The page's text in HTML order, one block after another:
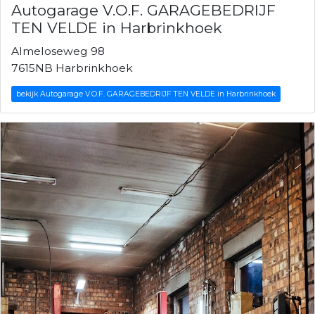
Autogarage V.O.F. GARAGEBEDRIJF
TEN VELDE in Harbrinkhoek
Almeloseweg 98
7615NB Harbrinkhoek
bekijk Autogarage V.O.F. GARAGEBEDRIJF TEN VELDE in Harbrinkhoek